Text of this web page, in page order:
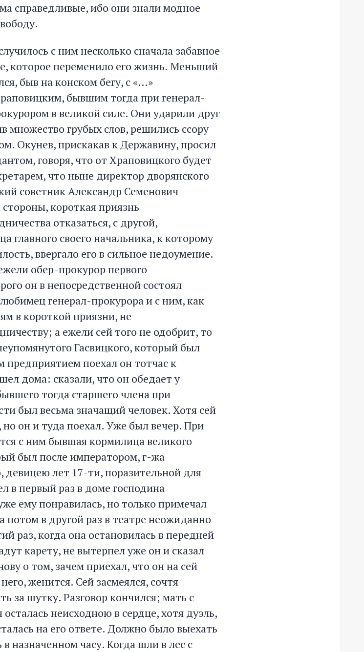
справедливые, ибо они знали модное
с ним несколько сначала забавное
которое переменило его жизнь. Меньший
быв на конском бегу, с «…»
бывшим тогда при генерал-
в великой силе. Они ударили друг
множество грубых слов, решились ссору
Окунев, прискакав к Державину, просил
говоря, что от Храповицкого будет
что ныне директор дворянского
советник Александр Семенович
короткая приязнь
отказаться, с другой,
главного своего начальника, к которому
ввергало его в сильное недоумение.
обер-прокурор первого
он в непосредственной состоял
генерал-прокурора и с ним, как
в короткой приязни, не
а ежели сей того не одобрит, то
Гасвицкого, который был
поехал он тотчас к
дома: сказали, что он обедает у
тогда старшего члена при
был весьма значащий человек. Хотя сей
он и туда поехал. Уже был вечер. При
с ним бывшая кормилица великого
был после императором, г-жа
девицею лет 17-ти, поразительной для
в первый раз в доме господина
ему понравилась, но только примечал
потом в другой раз в театре неожиданно
раз, когда она остановилась в передней
карету, не вытерпел уже он и сказал
о том, зачем приехал, что он на сей
женится. Сей засмеялся, сочтя
за шутку. Разговор кончился; мать с
неисходною в сердце, хотя дуэль,
на его ответе. Должно было выехать
назначенном часу. Когда шли в лес с